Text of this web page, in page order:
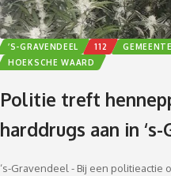
’S-GRAVENDEEL 112
HOEKSCHE WAARD
Politie treft
harddrugs aan in
‘s-Gravendeel - Bij een politieactie